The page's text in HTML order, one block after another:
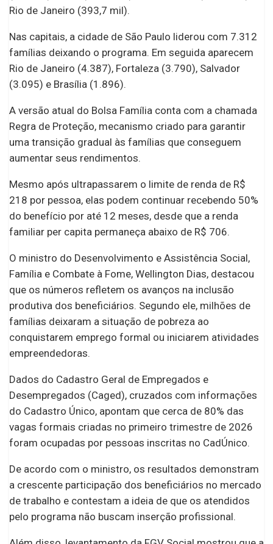
Rio de Janeiro (393,7 mil).
Nas capitais, a cidade de São Paulo liderou com 7.312
famílias deixando o programa. Em seguida aparecem
Rio de Janeiro (4.387), Fortaleza (3.790), Salvador
(3.095) e Brasília (1.896).
A versão atual do Bolsa Família conta com a chamada
Regra de Proteção, mecanismo criado para garantir
uma transição gradual às famílias que conseguem
aumentar seus rendimentos.
Mesmo após ultrapassarem o limite de renda de R$
218 por pessoa, elas podem continuar recebendo 50%
do benefício por até 12 meses, desde que a renda
familiar per capita permaneça abaixo de R$ 706.
O ministro do Desenvolvimento e Assistência Social,
Família e Combate à Fome, Wellington Dias, destacou
que os números refletem os avanços na inclusão
produtiva dos beneficiários. Segundo ele, milhões de
famílias deixaram a situação de pobreza ao
conquistarem emprego formal ou iniciarem atividades
empreendedoras.
Dados do Cadastro Geral de Empregados e
Desempregados (Caged), cruzados com informações
do Cadastro Único, apontam que cerca de 80% das
vagas formais criadas no primeiro trimestre de 2026
foram ocupadas por pessoas inscritas no CadÚnico.
De acordo com o ministro, os resultados demonstram
a crescente participação dos beneficiários no mercado
de trabalho e contestam a ideia de que os atendidos
pelo programa não buscam inserção profissional.